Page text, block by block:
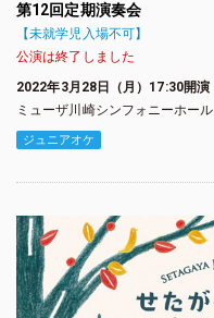
第12回定期演奏会
【未就学児入場不可】
公演は終了しました
2022年3月28日（月）17:30開演
ミューザ川崎シンフォニーホール
ジュニアオケ